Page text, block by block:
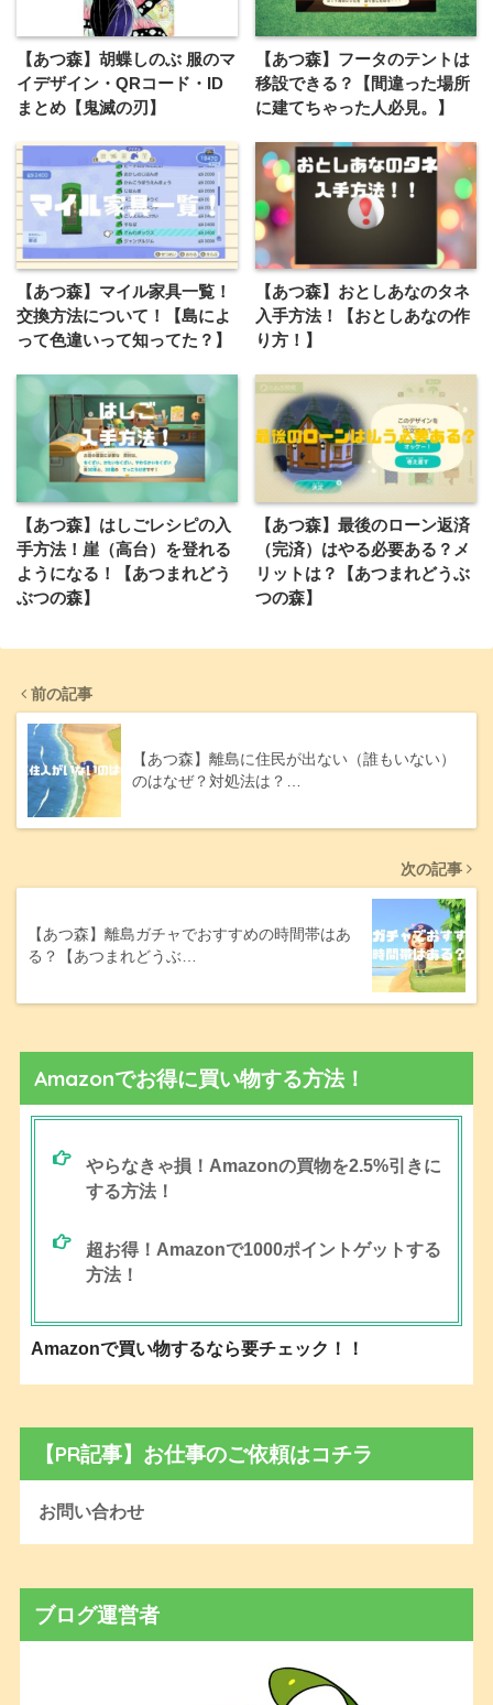
【あつ森】胡蝶しのぶ 服のマ
イデザイン・QRコード・ID
まとめ【鬼滅の刃】
【あつ森】フータのテントは
移設できる？【間違った場所
に建てちゃった人必見。】
【あつ森】マイル家具一覧！
交換方法について！【島によ
って色違いって知ってた？】
【あつ森】おとしあなのタネ
入手方法！【おとしあなの作
り方！】
【あつ森】はしごレシピの入
手方法！崖（高台）を登れる
ようになる！【あつまれどう
ぶつの森】
【あつ森】最後のローン返済
（完済）はやる必要ある？メ
リットは？【あつまれどうぶ
つの森】
前の記事
【あつ森】離島に住民が出ない（誰もいない）
のはなぜ？対処法は？…
次の記事
【あつ森】離島ガチャでおすすめの時間帯はあ
る？【あつまれどうぶ…
Amazonでお得に買い物する方法！
やらなきゃ損！Amazonの買物を2.5%引きに
する方法！
超お得！Amazonで1000ポイントゲットする
方法！
Amazonで買い物するなら要チェック！！
【PR記事】お仕事のご依頼はコチラ
お問い合わせ
ブログ運営者